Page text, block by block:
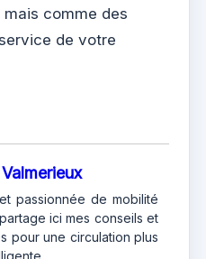
comme des
de votre
passionnée de mobilité
ici mes conseils et
pour une circulation plus